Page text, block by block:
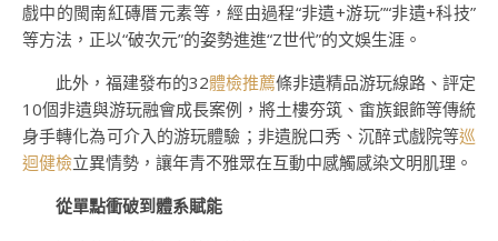
戲中的閩南紅磚厝元素等，經由過程“非遺+游玩”“非遺+科技”
等方法，正以“破次元”的姿勢進進“Z世代”的文娛生涯。
此外，福建發布的32體檢推薦條非遺精品游玩線路、評定
10個非遺與游玩融會成長案例，將土樓夯筑、畬族銀飾等傳統
身手轉化為可介入的游玩體驗；非遺脫口秀、沉醉式戲院等巡
迴健檢立異情勢，讓年青不雅眾在互動中感觸感染文明肌理。
從單點衝破到體系賦能